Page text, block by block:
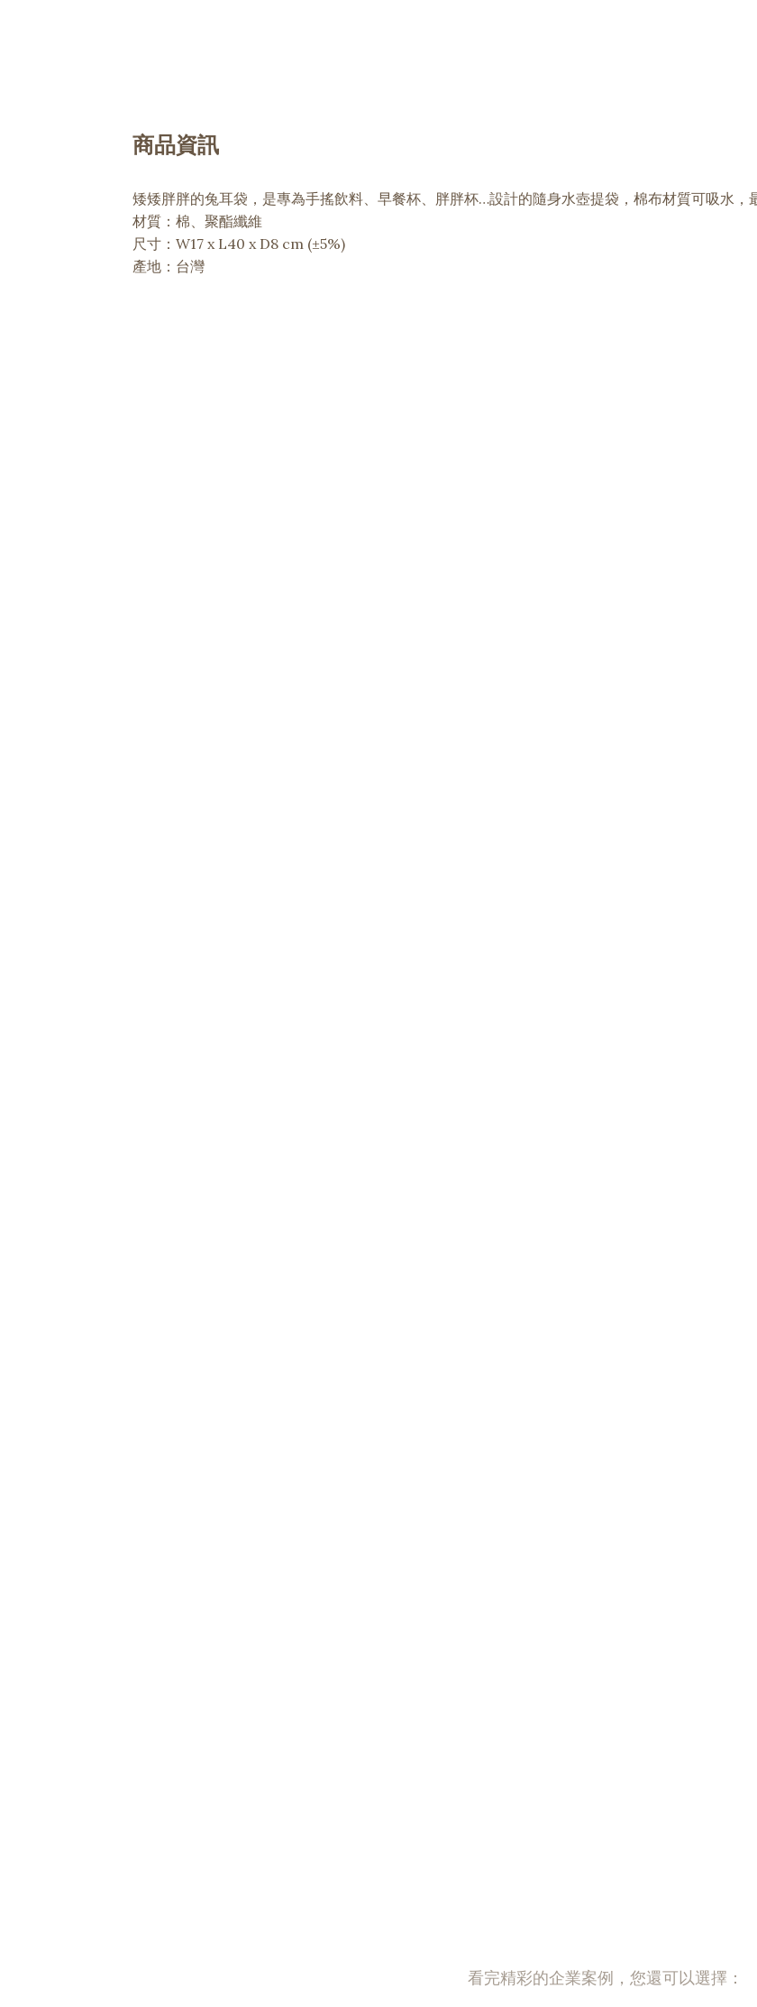
商品資訊
矮矮胖胖的兔耳袋，是專為手搖飲料、早餐杯、胖胖杯…設計的隨身水壺提袋，棉布材質可吸水，
材質：棉、聚酯纖維
尺寸：W17 x L40 x D8 cm (±5%)
產地：台灣
看完精彩的企業案例，您還可以選擇：